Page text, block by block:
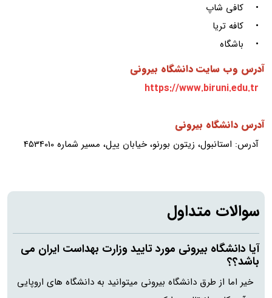
• کافی شاپ
• کافه تریا
• باشگاه
آدرس وب سایت دانشگاه بیرونی
https://www.biruni.edu.tr
آدرس دانشگاه بیرونی
آدرس: استانبول، زیتون بورنو، خیابان ییل، مسیر شماره 4534010
سوالات متداول
آیا دانشگاه بیرونی مورد تایید وزارت بهداست ایران می
باشد؟؟
خیر اما از طرق دانشگاه بیرونی میتوانید به دانشگاه های اروپایی